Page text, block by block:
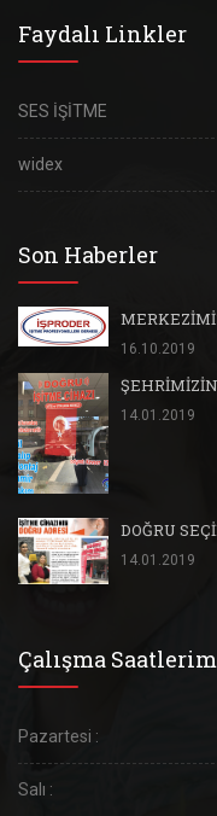
Faydalı Linkler
SES İŞİTME
widex
Son Haberler
16.10.2019
14.01.2019
DOĞRU
14.01.2019
Çalışma
Pazartesi :
Salı :